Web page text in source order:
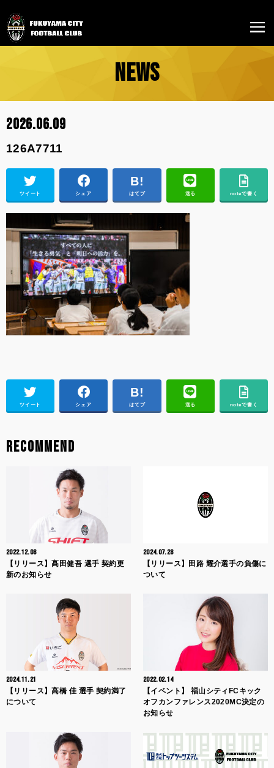
NEWS
2026.06.09
126A7711
ツイート シェア はてブ 送る noteで書く
ツイート シェア はてブ 送る noteで書く
RECOMMEND
2022.12.08
【リリース】髙田健吾 選手 契約更
新のお知らせ
2024.07.28
【リリース】田路 耀介選手の負傷に
ついて
2024.11.21
【リリース】高橋 佳 選手 契約満了
について
2022.02.14
【イベント】 福山シティFCキック
オフカンファレンス2020MC決定の
お知らせ